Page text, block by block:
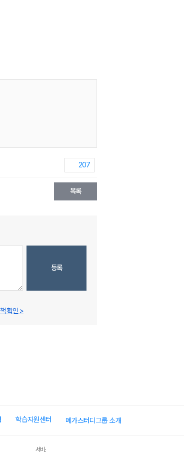
207
목록
등록
확인 >
학습지원센터 메가스터디그룹 소개
서비스 가입사실 확인